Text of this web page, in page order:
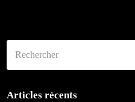
Articles récents